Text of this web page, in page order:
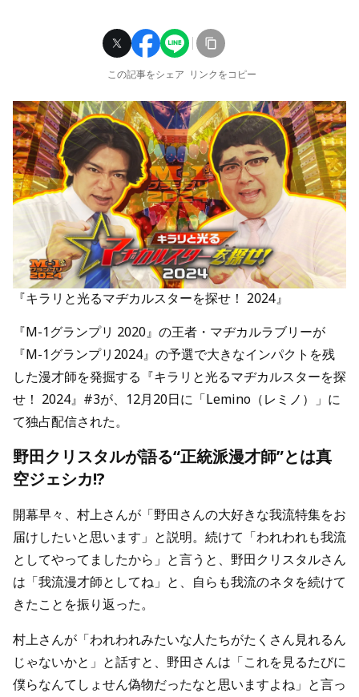
この記事をシェア リンクをコピー
『キラリと光るマヂカルスターを探せ！ 2024』
『M-1グランプリ 2020』の王者・マヂカルラブリーが
『M-1グランプリ2024』の予選で大きなインパクトを残
した漫才師を発掘する『キラリと光るマヂカルスターを探
せ！ 2024』#3が、12月20日に「Lemino（レミノ）」に
て独占配信された。
野田クリスタルが語る“正統派漫才師”とは真
空ジェシカ!?
開幕早々、村上さんが「野田さんの大好きな我流特集をお
届けしたいと思います」と説明。続けて「われわれも我流
としてやってましたから」と言うと、野田クリスタルさん
は「我流漫才師としてね」と、自らも我流のネタを続けて
きたことを振り返った。
村上さんが「われわれみたいな人たちがたくさん見れるん
じゃないかと」と話すと、野田さんは「これを見るたびに
僕らなんてしょせん偽物だったなと思いますよね」と言っ